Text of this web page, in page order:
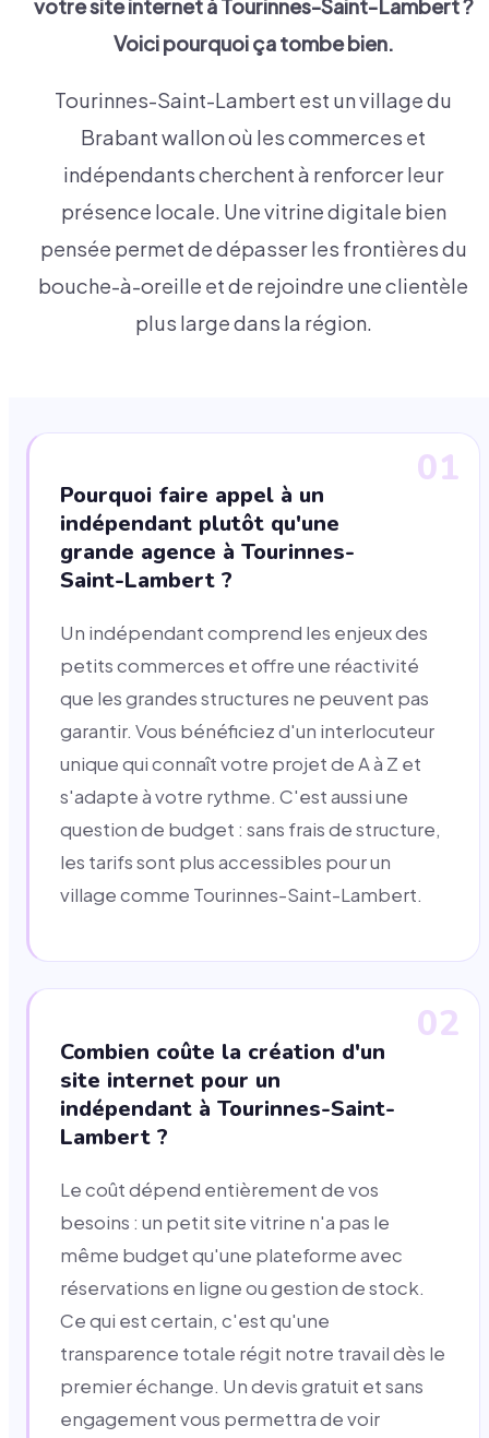
votre site internet àTourinnes-Saint-Lambert?
Voici pourquoi ça tombe bien.
Tourinnes-Saint-Lambert est un village du
Brabant wallon où les commerces et
indépendants cherchent à renforcer leur
présence locale. Une vitrine digitale bien
pensée permet de dépasser les frontières du
bouche-à-oreille et de rejoindre une clientèle
plus large dans la région.
01
Pourquoi faire appel à un
indépendant plutôt qu'une
grande agence à Tourinnes-
Saint-Lambert ?
Un indépendant comprend les enjeux des
petits commerces et offre une réactivité
que les grandes structures ne peuvent pas
garantir. Vous bénéficiez d'un interlocuteur
unique qui connaît votre projet de A à Z et
s'adapte à votre rythme. C'est aussi une
question de budget : sans frais de structure,
les tarifs sont plus accessibles pour un
village comme Tourinnes-Saint-Lambert.
02
Combien coûte la création d'un
site internet pour un
indépendant à Tourinnes-Saint-
Lambert ?
Le coût dépend entièrement de vos
besoins : un petit site vitrine n'a pas le
même budget qu'une plateforme avec
réservations en ligne ou gestion de stock.
Ce qui est certain, c'est qu'une
transparence totale régit notre travail dès le
premier échange. Un devis gratuit et sans
engagement vous permettra de voir